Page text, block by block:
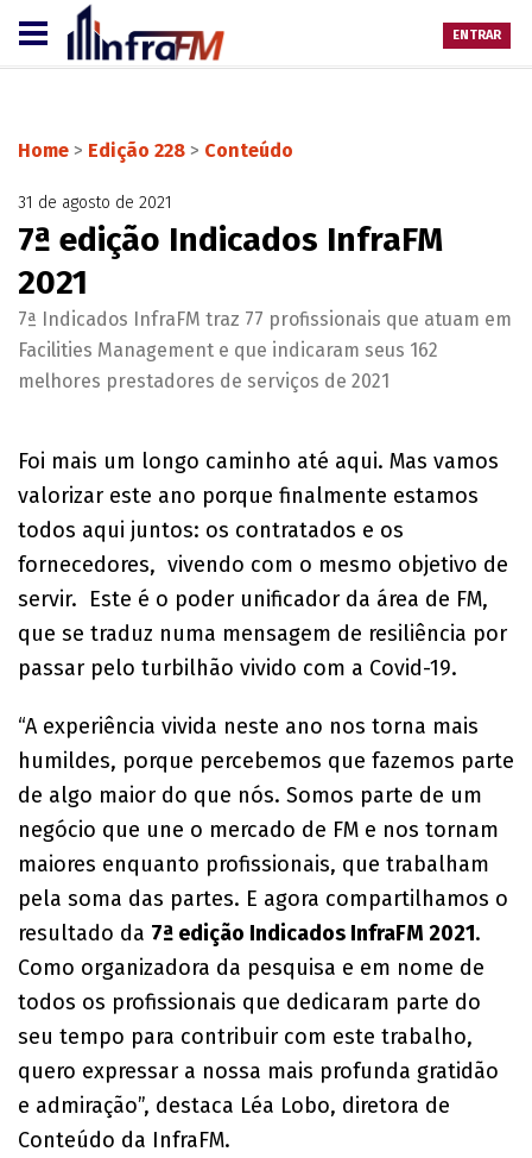
ENTRAR
Home > Edição 228 > Conteúdo
31 de agosto de 2021
7ª edição Indicados InfraFM
2021
7ª Indicados InfraFM traz 77 profissionais que atuam em
Facilities Management e que indicaram seus 162
melhores prestadores de serviços de 2021
Foi mais um longo caminho até aqui. Mas vamos
valorizar este ano porque finalmente estamos
todos aqui juntos: os contratados e os
fornecedores, vivendo com o mesmo objetivo de
servir. Este é o poder unificador da área de FM,
que se traduz numa mensagem de resiliência por
passar pelo turbilhão vivido com a Covid-19.
“A experiência vivida neste ano nos torna mais
humildes, porque percebemos que fazemos parte
de algo maior do que nós. Somos parte de um
negócio que une o mercado de FM e nos tornam
maiores enquanto profissionais, que trabalham
pela soma das partes. E agora compartilhamos o
resultado da 7ª edição Indicados InfraFM 2021.
Como organizadora da pesquisa e em nome de
todos os profissionais que dedicaram parte do
seu tempo para contribuir com este trabalho,
quero expressar a nossa mais profunda gratidão
e admiração”, destaca Léa Lobo, diretora de
Conteúdo da InfraFM.